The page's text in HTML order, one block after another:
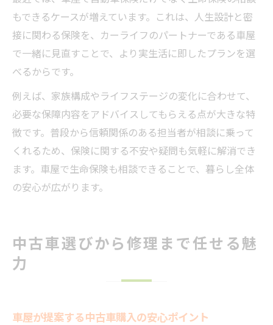
もできるケースが増えています。これは、人生設計と密
接に関わる保険を、カーライフのパートナーである車屋
で一緒に見直すことで、より実生活に即したプランを選
べるからです。
例えば、家族構成やライフステージの変化に合わせて、
必要な保障内容をアドバイスしてもらえる点が大きな特
徴です。普段から信頼関係のある担当者が相談に乗って
くれるため、保険に関する不安や疑問も気軽に解消でき
ます。車屋で生命保険も相談できることで、暮らし全体
の安心が広がります。
中古車選びから修理まで任せる魅
力
車屋が提案する中古車購入の安心ポイント